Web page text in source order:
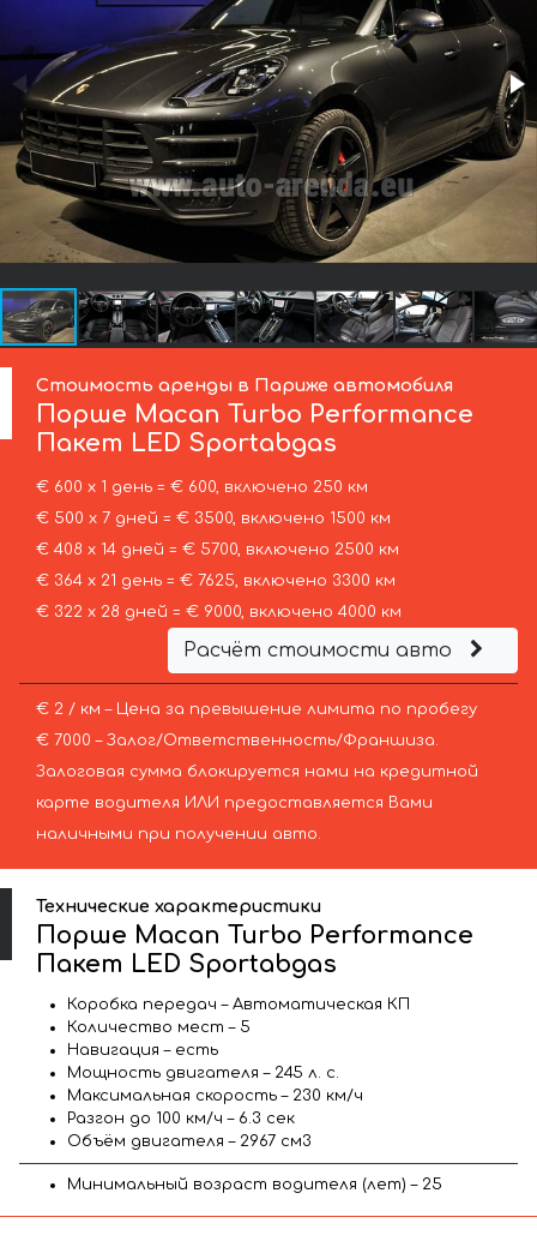
Стоимость аренды в Париже автомобиля
Порше Macan Turbo Performance
Пакет LED Sportabgas
€ 600 х 1 день = € 600, включено 250 км
€ 500 х 7 дней = € 3500, включено 1500 км
€ 408 х 14 дней = € 5700, включено 2500 км
€ 364 х 21 день = € 7625, включено 3300 км
€ 322 х 28 дней = € 9000, включено 4000 км
Расчёт стоимости авто
€ 2 / км – Цена за превышение лимита по пробегу
€ 7000 – Залог/Ответственность/Франшиза.
Залоговая сумма блокируется нами на кредитной
карте водителя ИЛИ предоставляется Вами
наличными при получении авто.
Технические характеристики
Порше Macan Turbo Performance
Пакет LED Sportabgas
Коробка передач – Автоматическая КП
Количество мест – 5
Навигация – есть
Мощность двигателя – 245 л. с.
Максимальная скорость – 230 км/ч
Разгон до 100 км/ч – 6.3 сек
Объём двигателя – 2967 см3
Минимальный возраст водителя (лет) – 25